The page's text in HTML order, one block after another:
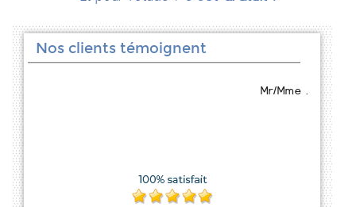
Nos clients témoignent
Mr/Mme .